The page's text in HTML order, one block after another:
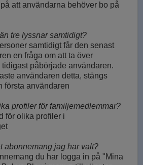
att användarna behöver bo på
tre lyssnar samtidigt?
samtidigt får den senast
en fråga om att ta över
tidigast påbörjade användaren.
användaren detta, stängs
första användaren
profiler för familjemedlemmar?
för olika profiler i
abonnemang jag har valt?
du har logga in på "Mina